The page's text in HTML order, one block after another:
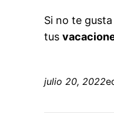
Si no te
tus
julio 20, 2022